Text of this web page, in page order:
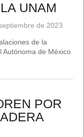
UNAM
de 2023
de la
Autónoma de México
POR